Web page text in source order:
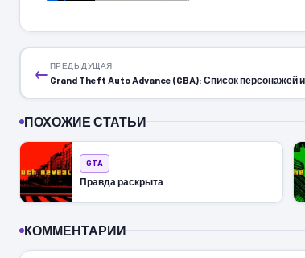
←ПРЕДЫДУЩАЯ
Grand Theft Auto Advance (GBA): Список персонажей и
ПОХОЖИЕ СТАТЬИ
GTA
Правда раскрыта
КОММЕНТАРИИ